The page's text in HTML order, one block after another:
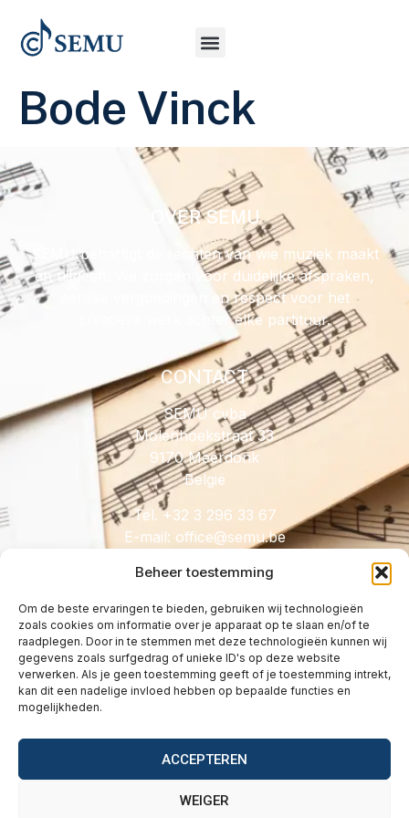
Beheer toestemming
Om de beste ervaringen te bieden, gebruiken wij technologieën
zoals cookies om informatie over je apparaat op te slaan en/of te
raadplegen. Door in te stemmen met deze technologieën kunnen wij
gegevens zoals surfgedrag of unieke ID's op deze website
verwerken. Als je geen toestemming geeft of je toestemming intrekt,
kan dit een nadelige invloed hebben op bepaalde functies en
mogelijkheden.
ACCEPTEREN
WEIGER
Bode Vinck
OVER SEMU
SEMU behartigt de rechten van wie muziek maakt
en uitgeeft. We zorgen voor duidelijke afspraken,
eerlijke vergoedingen en respect voor het
creatieve werk achter elke partituur.
CONTACT
SEMU cvba
Molenhoekstraat 33
9170 Meerdonk
België
Tel. +32 3 296 33 67
E-mail:
eb.umes
@eciffo
HANDIG
Licenties
Tarieven
Wetgeving
Vragen
Contact